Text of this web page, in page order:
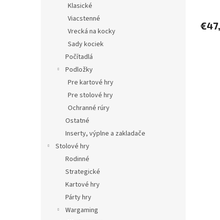
Klasické
Viacstenné
Vrecká na kocky
Sady kociek
Počítadlá
Podložky
Pre kartové hry
Pre stolové hry
Ochranné rúry
Ostatné
Inserty, výplne a zakladače
Stolové hry
Rodinné
Strategické
Kartové hry
Párty hry
Wargaming